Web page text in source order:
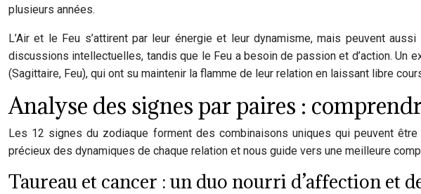
plusieurs années.
L’Air et le Feu s’attirent par leur énergie et leur dynamisme, mais peuvent
discussions intellectuelles, tandis que le Feu a besoin de passion et d’action. Un
(Sagittaire, Feu), qui ont su maintenir la flamme de leur relation en laissant libre
Analyse des signes par paires :
Les 12 signes du zodiaque forment des combinaisons uniques qui peuvent
précieux des dynamiques de chaque relation et nous guide vers une meilleure
Taureau et cancer : un duo nourri d’affection et